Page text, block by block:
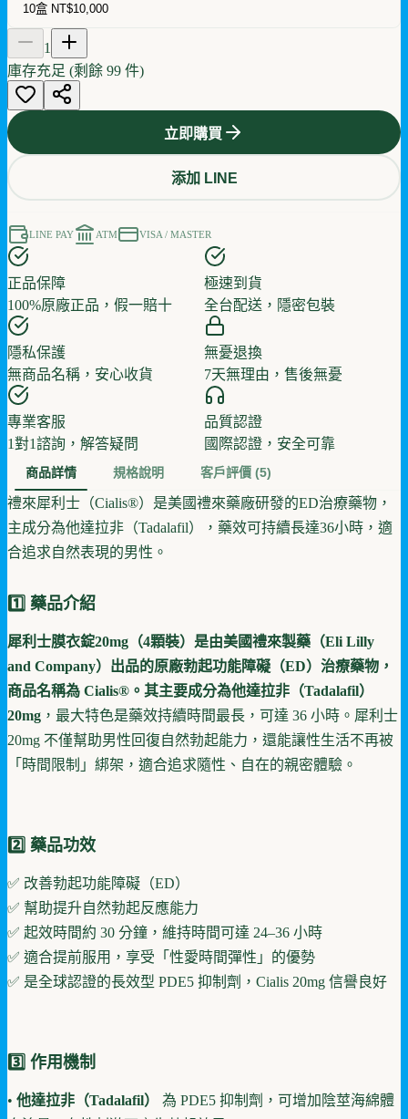
10盒 NT$10,000
1
庫存充足 (剩餘 99 件)
立即購買
添加 LINE
LINE PAY ATM VISA / MASTER
正品保障
100%原廠正品，假一賠十
極速到貨
全台配送，隱密包裝
隱私保護
無商品名稱，安心收貨
無憂退換
7天無理由，售後無憂
專業客服
1對1諮詢，解答疑問
品質認證
國際認證，安全可靠
商品詳情 規格說明 客戶評價 (5)
禮來犀利士（Cialis®）是美國禮來藥廠研發的ED治療藥物，
主成分為他達拉非（Tadalafil），藥效可持續長達36小時，適
合追求自然表現的男性。
1️⃣ 藥品介紹
犀利士膜衣錠20mg（4顆裝）是由美國禮來製藥（Eli Lilly
and Company）出品的原廠勃起功能障礙（ED）治療藥物，
商品名稱為 Cialis®。其主要成分為他達拉非（Tadalafil）
20mg ，最大特色是藥效持續時間最長，可達 36 小時。犀利士
20mg 不僅幫助男性回復自然勃起能力，還能讓性生活不再被
「時間限制」綁架，適合追求隨性、自在的親密體驗。
2️⃣ 藥品功效
✅ 改善勃起功能障礙（ED）
✅ 幫助提升自然勃起反應能力
✅ 起效時間約 30 分鐘，維持時間可達 24–36 小時
✅ 適合提前服用，享受「性愛時間彈性」的優勢
✅ 是全球認證的長效型 PDE5 抑制劑，Cialis 20mg 信譽良好
3️⃣ 作用機制
• 他達拉非（Tadalafil）
為 PDE5 抑制劑，可增加陰莖海綿體